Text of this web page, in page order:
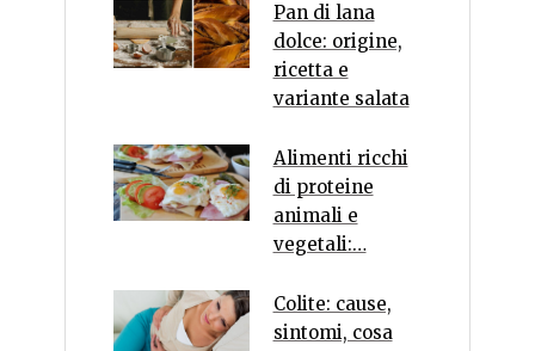
Pan di lana
dolce: origine,
ricetta e
variante salata
Alimenti ricchi
di proteine
animali e
vegetali:…
Colite: cause,
sintomi, cosa